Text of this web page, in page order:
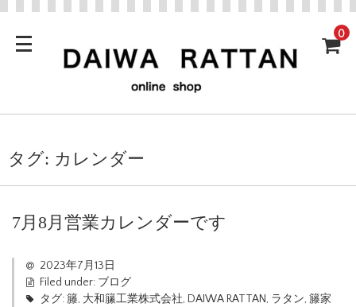
0
タグ: カレンダー
7月8月営業カレンダーです
2023年7月13日
Filed under: ブログ
タグ:籐, 大和籘工業株式会社, DAIWA RATTAN, ラタン, 籐家